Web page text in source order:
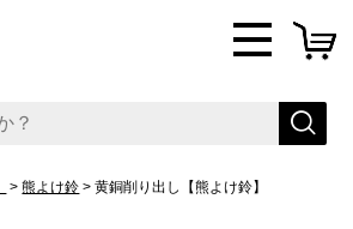
熊よけ鈴 黄銅削り出し【熊よけ鈴】